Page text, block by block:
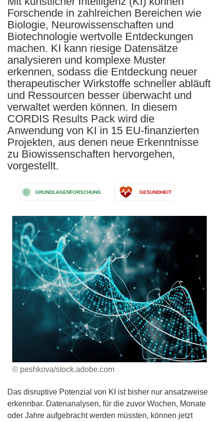
Forschende in zahlreichen Bereichen wie
Biologie, Neurowissenschaften und
Biotechnologie wertvolle Entdeckungen
machen. KI kann riesige Datensätze
analysieren und komplexe Muster
erkennen, sodass die Entdeckung neuer
therapeutischer Wirkstoffe schneller abläuft
und Ressourcen besser überwacht und
verwaltet werden können. In diesem
CORDIS Results Pack wird die
Anwendung von KI in 15 EU-finanzierten
Projekten, aus denen neue Erkenntnisse
zu Biowissenschaften hervorgehen,
vorgestellt.
GRUNDLAGENFORSCHUNG GESUNDHEIT
© peshkova/stock.adobe.com
Das disruptive Potenzial von KI ist bisher nur ansatzweise
erkennbar. Datenanalysen, für die zuvor Wochen, Monate
oder Jahre aufgebracht werden müssten, können jetzt